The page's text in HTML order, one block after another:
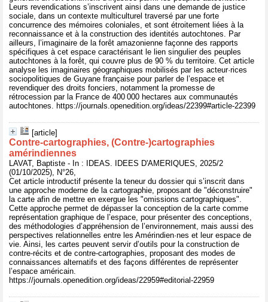
Leurs revendications s’inscrivent ainsi dans une demande de justice
sociale, dans un contexte multiculturel traversé par une forte
concurrence des mémoires coloniales, et sont étroitement liées à la
reconnaissance et à la construction des identités autochtones. Par
ailleurs, l’imaginaire de la forêt amazonienne façonne des rapports
spécifiques à cet espace caractérisant le lien singulier des peuples
autochtones à la forêt, qui couvre plus de 90 % du territoire. Cet article
analyse les imaginaires géographiques mobilisés par les acteur·rices
sociopolitiques de Guyane française pour parler de l’espace et
revendiquer des droits fonciers, notamment la promesse de
rétrocession par la France de 400 000 hectares aux communautés
autochtones. https://journals.openedition.org/ideas/22399#article-22399
[article]
Contre-cartographies, (Contre-)cartographies
amérindiennes
LAVAT, Baptiste - In : IDEAS. IDEES D'AMERIQUES, 2025/2
(01/10/2025), N°26,
Cet article introductif présente la teneur du dossier qui s’inscrit dans
une approche moderne de la cartographie, proposant de "déconstruire"
la carte afin de mettre en exergue les "omissions cartographiques".
Cette approche permet de dépasser la conception de la carte comme
représentation graphique de l’espace, pour présenter des conceptions,
des méthodologies d’appréhension de l’environnement, mais aussi des
perspectives relationnelles entre les Amérindien·nes et leur espace de
vie. Ainsi, les cartes peuvent servir d’outils pour la construction de
contre-récits et de contre-cartographies, proposant des modes de
connaissances alternatifs et des façons différentes de représenter
l’espace américain.
https://journals.openedition.org/ideas/22959#editorial-22959